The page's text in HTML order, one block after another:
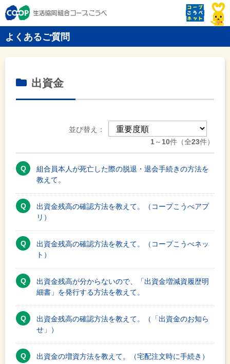
よくあるご質問
出資金
並び替え：
1～ 10件（全23件）
組合員本人が死亡した際の脱退・退会手続きの方法を
教えて。
出資金残高の確認方法を教えて。（コープこうべアプ
リ）
出資金残高の確認方法を教えて。（コープこうべネッ
ト）
出資金残高が分からないので、「出資金増減資履歴明
細書」を発行する方法を教えて。
出資金残高の確認方法を教えて。（「出資金のお知ら
せ」）
出資金の増資方法を教えて。（宅配注文時に手続き）